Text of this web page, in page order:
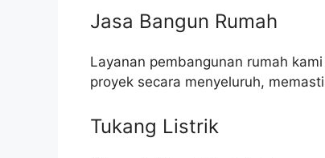
Jasa Bangun Rumah
Layanan pembangunan rumah
proyek secara menyeluruh,
Tukang Listrik